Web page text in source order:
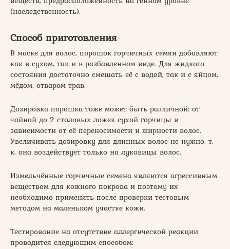
(наследственность).
Способ приготовления
В маске для волос, порошок горчичных семян добавляют
как в сухом, так и в разбавленном виде. Для жидкого
состояния достаточно смешать её с водой, так и с яйцом,
мёдом, отваром трав.
Дозировка порошка тоже может быть различной: от
чайной до 2 столовых ложек сухой горчицы в
зависимости от её переносимости и жирности волос.
Увеличивать дозировку для длинных волос не нужно, т.
к. она воздействует только на луковицы волос.
Измельчённые горчичные семена являются агрессивным
веществом для кожного покрова и поэтому их
необходимо применять после проверки тестовым
методом на маленьком участке кожи.
Тестирование на отсутствие аллергической реакции
проводится следующим способом: